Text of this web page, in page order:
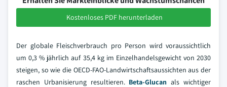
Kostenloses PDF herunterladen
Der globale Fleischverbrauch pro Person wird voraussichtlich
um 0,3 % jährlich auf 35,4 kg im Einzelhandelsgewicht von 2030
steigen, so wie die OECD-FAO-Landwirtschaftsaussichten aus der
raschen Urbanisierung resultieren. Beta-Glucan als wichtiger